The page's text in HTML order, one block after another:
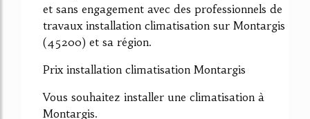
et sans engagement avec des professionnels de
travaux installation climatisation sur Montargis
(45200) et sa région.
Prix installation climatisation Montargis
Vous souhaitez installer une climatisation à
Montargis.